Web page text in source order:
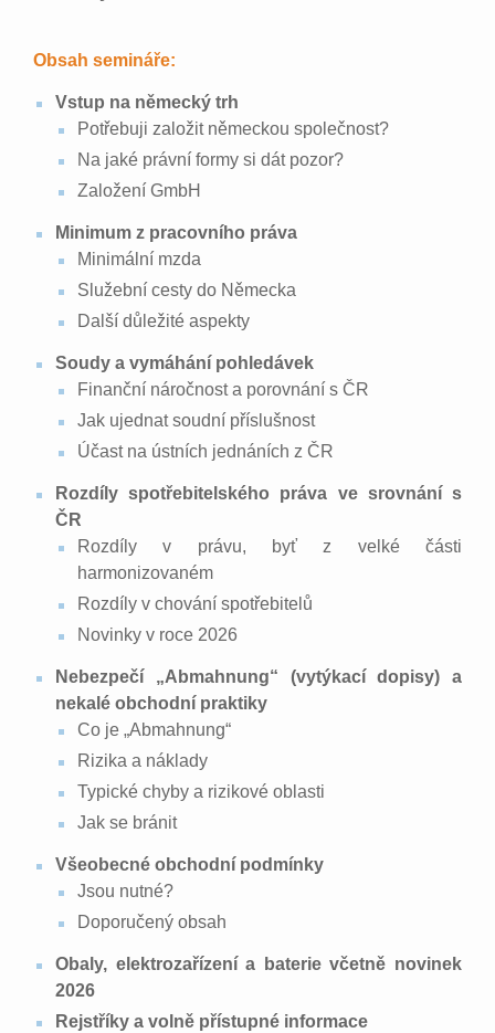
Obsah semináře:
Vstup na německý trh
Potřebuji založit německou společnost?
Na jaké právní formy si dát pozor?
Založení GmbH
Minimum z pracovního práva
Minimální mzda
Služební cesty do Německa
Další důležité aspekty
Soudy a vymáhání pohledávek
Finanční náročnost a porovnání s ČR
Jak ujednat soudní příslušnost
Účast na ústních jednáních z ČR
Rozdíly spotřebitelského práva ve srovnání s
ČR
Rozdíly v právu, byť z velké části
harmonizovaném
Rozdíly v chování spotřebitelů
Novinky v roce 2026
Nebezpečí „Abmahnung“ (vytýkací dopisy) a
nekalé obchodní praktiky
Co je „Abmahnung“
Rizika a náklady
Typické chyby a rizikové oblasti
Jak se bránit
Všeobecné obchodní podmínky
Jsou nutné?
Doporučený obsah
Obaly, elektrozařízení a baterie včetně novinek
2026
Rejstříky a volně přístupné informace